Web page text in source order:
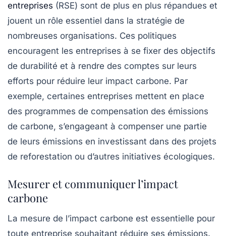
entreprises (RSE) sont de plus en plus répandues et
jouent un rôle essentiel dans la stratégie de
nombreuses organisations. Ces politiques
encouragent les entreprises à se fixer des objectifs
de durabilité et à rendre des comptes sur leurs
efforts pour réduire leur impact carbone. Par
exemple, certaines entreprises mettent en place
des programmes de compensation des émissions
de carbone, s’engageant à compenser une partie
de leurs émissions en investissant dans des projets
de reforestation ou d’autres initiatives écologiques.
Mesurer et communiquer l’impact
carbone
La mesure de l’impact carbone est essentielle pour
toute entreprise souhaitant réduire ses émissions.